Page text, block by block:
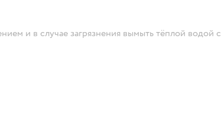
и в случае загрязнения вымыть тёплой водой с